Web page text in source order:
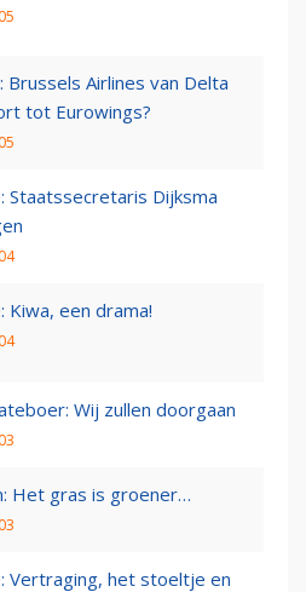
Brussels Airlines van Delta
tot Eurowings?
Staatssecretaris Dijksma
Kiwa, een drama!
Wij zullen doorgaan
Het gras is groener…
Vertraging, het stoeltje en